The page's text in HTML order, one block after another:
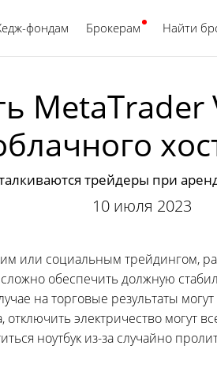
фондам Брокерам Найти
MetaTrader
трейдеры при
10 июля 2023
или социальным трейдингом,
обеспечить должную
на торговые результаты
электричество могут
ноутбук из-за случайно